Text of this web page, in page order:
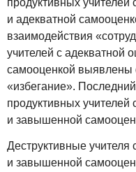
и адекватной
взаимодействия
учителей с адекватной
самооценкой выявлены
«избегание».
продуктивных учителей
и завышенной
Деструктивные
и завышенной